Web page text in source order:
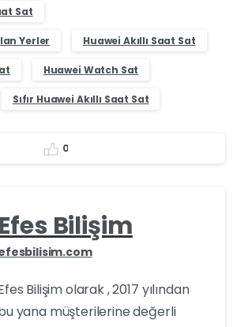
Sat
Yerler Huawei Akıllı Saat Sat
Huawei Watch Sat
Sıfır Huawei Akıllı Saat Sat
0
Efes Bilişim
Bilişim olarak , 2017 yılından
yana müşterilerine değerli